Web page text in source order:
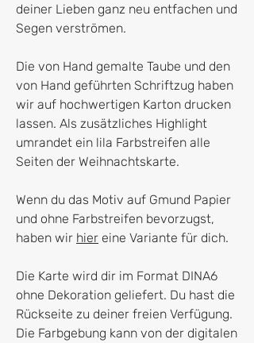
deiner Lieben ganz neu entfachen und
Segen verströmen.
Die von Hand gemalte Taube und den
von Hand geführten Schriftzug haben
wir auf hochwertigen Karton drucken
lassen. Als zusätzliches Highlight
umrandet ein lila Farbstreifen alle
Seiten der Weihnachtskarte.
Wenn du das Motiv auf Gmund Papier
und ohne Farbstreifen bevorzugst,
haben wir hier eine Variante für dich.
Die Karte wird dir im Format DINA6
ohne Dekoration geliefert. Du hast die
Rückseite zu deiner freien Verfügung.
Die Farbgebung kann von der digitalen